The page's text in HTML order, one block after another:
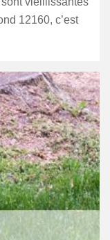
12160, c’est